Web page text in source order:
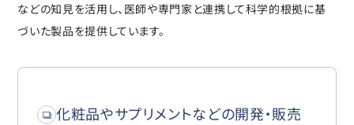
などの知見を活用し、医師や専門家と連携して科学的根拠に基
づいた製品を提供しています。
化粧品やサプリメントなどの開発・販売